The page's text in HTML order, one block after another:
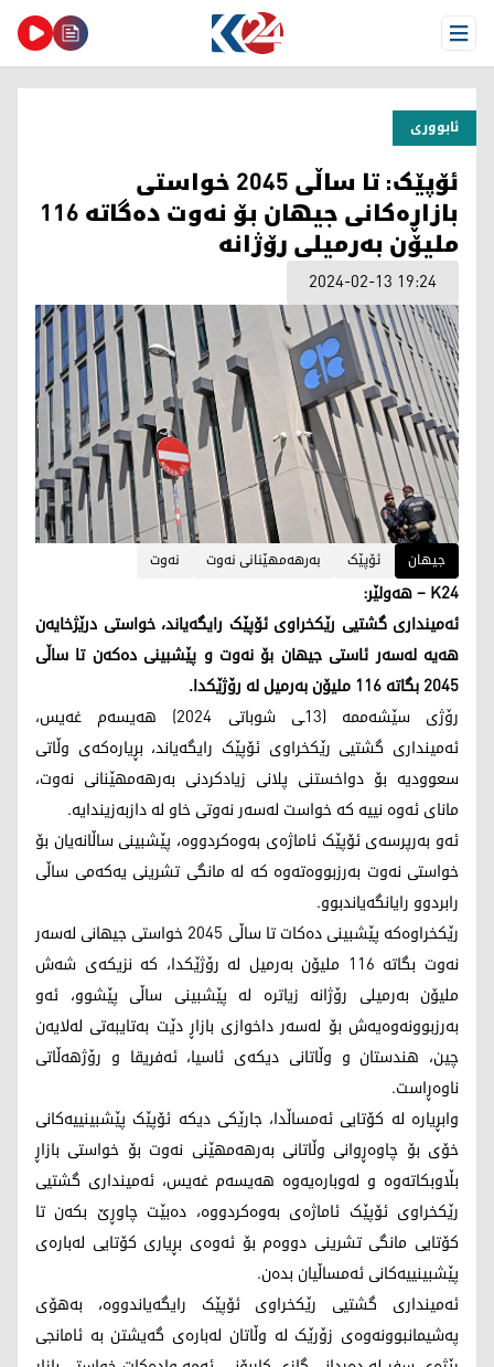
Open Menu
ئابووری
ئۆپێک: تا ساڵی 2045 خواستی
بازاڕەکانی جیهان بۆ نەوت دەگاتە 116
ملیۆن بەرمیلی رۆژانە
2024-02-13 19:24
جیهان ئۆپێک بەرهەمهێنانی نەوت نەوت
K24 – هەولێر:
ئەمینداری گشتیی رێکخراوی ئۆپێک رایگەیاند، خواستی درێژخایەن
هەیە لەسەر ئاستی جیهان بۆ نەوت و پێشبینی دەکەن تا ساڵی
2045 بگاتە 116 ملیۆن بەرمیل لە رۆژێکدا.
رۆژی سێشەممە (13ـی شوباتی 2024) هەیسەم غەیس،
ئەمینداری گشتیی رێکخراوی ئۆپێک رایگەیاند، بڕیارەکەی وڵاتی
سعوودیە بۆ دواخستنی پلانی زیادکردنی بەرهەمهێنانی نەوت،
مانای ئەوە نییە کە خواست لەسەر نەوتی خاو لە دازبەزیندایە.
ئەو بەرپرسەی ئۆپێک ئاماژەی بەوەکردووە، پێشبینی ساڵانەیان بۆ
خواستی نەوت بەرزبووەتەوە کە لە مانگی تشرینی یەکەمی ساڵی
رابردوو رایانگەیاندبوو.
رێکخراوەکە پێشبینی دەکات تا ساڵی 2045 خواستی جیهانی لەسەر
نەوت بگاتە 116 ملیۆن بەرمیل لە رۆژێکدا، کە نزیکەی شەش
ملیۆن بەرمیلی رۆژانە زیاترە لە پێشبینی ساڵی پێشوو، ئەو
بەرزبوونەوەیەش بۆ لەسەر داخوازی بازاڕ دێت بەتایبەتی لەلایەن
چین، هندستان و وڵاتانی دیکەی ئاسیا، ئەفریقا و رۆژهەڵاتی
ناوەڕاست.
وابڕیارە لە کۆتایی ئەمساڵدا، جارێکی دیکە ئۆپێک پێشبینییەکانی
خۆی بۆ چاوەڕوانی وڵاتانی بەرهەمهێنی نەوت بۆ خواستی بازاڕ
بڵاوبکاتەوە و لەوبارەیەوە هەیسەم غەیس، ئەمینداری گشتیی
رێکخراوی ئۆپێک ئاماژەی بەوەکردووە، دەبێت چاوڕێ بکەن تا
کۆتایی مانگی تشرینی دووەم بۆ ئەوەی بڕیاری کۆتایی لەبارەی
پێشبینییەکانی ئەمساڵیان بدەن.
ئەمینداری گشتیی رێکخراوی ئۆپێک رایگەیاندووە، بەهۆی
پەشیمانبوونەوەی زۆرێک لە وڵاتان لەبارەی گەیشتن بە ئامانجی